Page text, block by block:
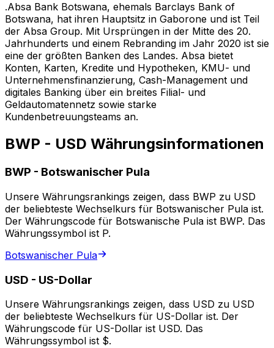
.Absa Bank Botswana, ehemals Barclays Bank of
Botswana, hat ihren Hauptsitz in Gaborone und ist Teil
der Absa Group. Mit Ursprüngen in der Mitte des 20.
Jahrhunderts und einem Rebranding im Jahr 2020 ist sie
eine der größten Banken des Landes. Absa bietet
Konten, Karten, Kredite und Hypotheken, KMU- und
Unternehmensfinanzierung, Cash-Management und
digitales Banking über ein breites Filial- und
Geldautomatennetz sowie starke
Kundenbetreuungsteams an.
BWP - USD Währungsinformationen
BWP - Botswanischer Pula
Unsere Währungsrankings zeigen, dass BWP zu USD
der beliebteste Wechselkurs für Botswanischer Pula ist.
Der Währungscode für Botswanische Pula ist BWP. Das
Währungssymbol ist P.
Botswanischer Pula
USD - US-Dollar
Unsere Währungsrankings zeigen, dass USD zu USD
der beliebteste Wechselkurs für US-Dollar ist. Der
Währungscode für US-Dollar ist USD. Das
Währungssymbol ist $.